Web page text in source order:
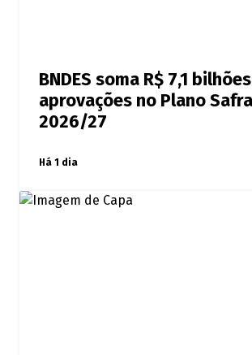
BNDES soma R$ 7,1
aprovações no Plano Safra
2026/27
Há 1 dia